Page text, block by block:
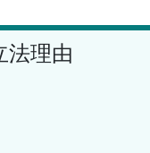
法理由